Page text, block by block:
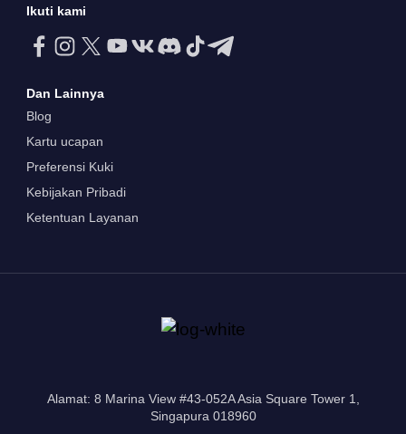
Ikuti kami
Dan Lainnya
Blog
Kartu ucapan
Preferensi Kuki
Kebijakan Pribadi
Ketentuan Layanan
Alamat: 8 Marina View #43-052A Asia Square Tower 1,
Singapura 018960